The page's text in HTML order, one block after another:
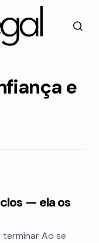
e
— ela os
Ao se